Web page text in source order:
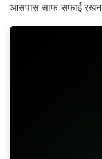
आसपास साफ-सफाई